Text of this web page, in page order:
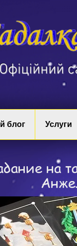
​Офіційний
блог Услуги
на